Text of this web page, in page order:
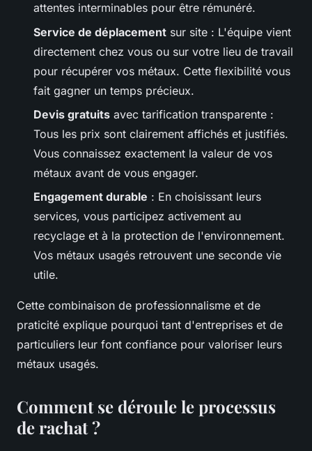
attentes interminables pour être rémunéré.
Service de déplacement sur site : L'équipe vient
directement chez vous ou sur votre lieu de travail
pour récupérer vos métaux. Cette flexibilité vous
fait gagner un temps précieux.
Devis gratuits avec tarification transparente :
Tous les prix sont clairement affichés et justifiés.
Vous connaissez exactement la valeur de vos
métaux avant de vous engager.
Engagement durable : En choisissant leurs
services, vous participez activement au
recyclage et à la protection de l'environnement.
Vos métaux usagés retrouvent une seconde vie
utile.
Cette combinaison de professionnalisme et de
praticité explique pourquoi tant d'entreprises et de
particuliers leur font confiance pour valoriser leurs
métaux usagés.
Comment se déroule le processus
de rachat ?